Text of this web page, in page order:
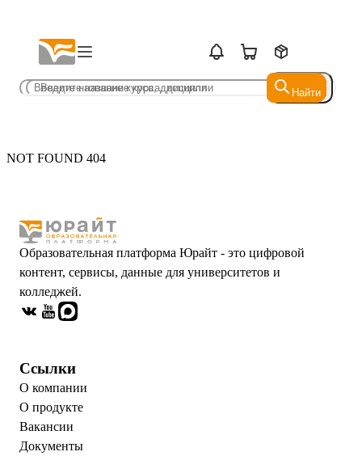
Найти
Найти
NOT FOUND 404
Образовательная платформа Юрайт - это цифровой
контент, сервисы, данные для университетов и
колледжей.
Ссылки
О компании
О продукте
Вакансии
Документы